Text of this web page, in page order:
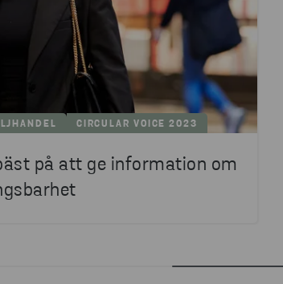
CIRCULAR VOICE 2023
på att ge information om